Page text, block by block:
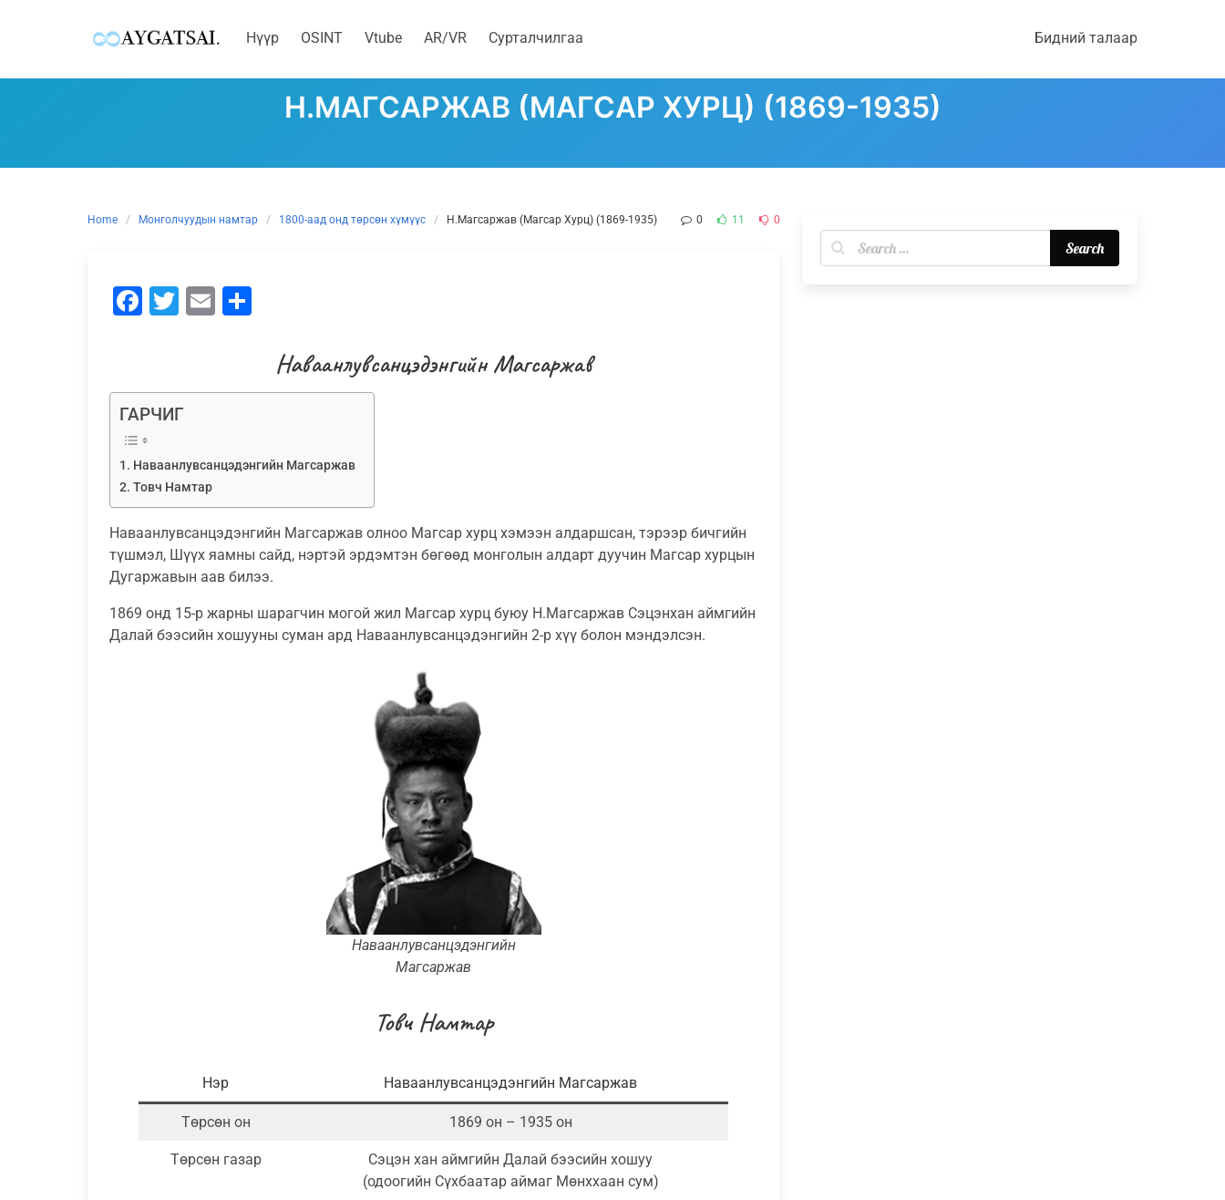
to
Нүүр OSINT Vtube AR/VR Сурталчилгаа Бидний талаар
Н.МАГСАРЖАВ (МАГСАР ХУРЦ) (1869-1935)
Home Монголчуудын намтар 1800-аад онд төрсөн хүмүүс Н.Магсаржав (Магсар Хурц) (1869-1935) 0 11 0
Facebook
Twitter
Email
Наваанлувсанцэдэнгийн Магсаржав
ГАРЧИГ
Наваанлувсанцэдэнгийн Магсаржав
Товч Намтар
Наваанлувсанцэдэнгийн Магсаржав олноо Магсар хурц хэмээн алдаршсан, тэрээр бичгийн
түшмэл, Шүүх яамны сайд, нэртэй эрдэмтэн бөгөөд монголын алдарт дуучин Магсар хурцын
Дугаржавын аав билээ.
1869 онд 15-р жарны шарагчин могой жил Магсар хурц буюу Н.Магсаржав Сэцэнхан аймгийн
Далай бээсийн хошууны суман ард Наваанлувсанцэдэнгийн 2-р хүү болон мэндэлсэн.
Наваанлувсанцэдэнгийн
Магсаржав
Товч Намтар
Нэр Наваанлувсанцэдэнгийн Магсаржав
Төрсөн он 1869 он – 1935 он
Төрсөн газар
Сэцэн хан аймгийн Далай бээсийн хошуу
(одоогийн Сүхбаатар аймаг Мөнххаан сум)